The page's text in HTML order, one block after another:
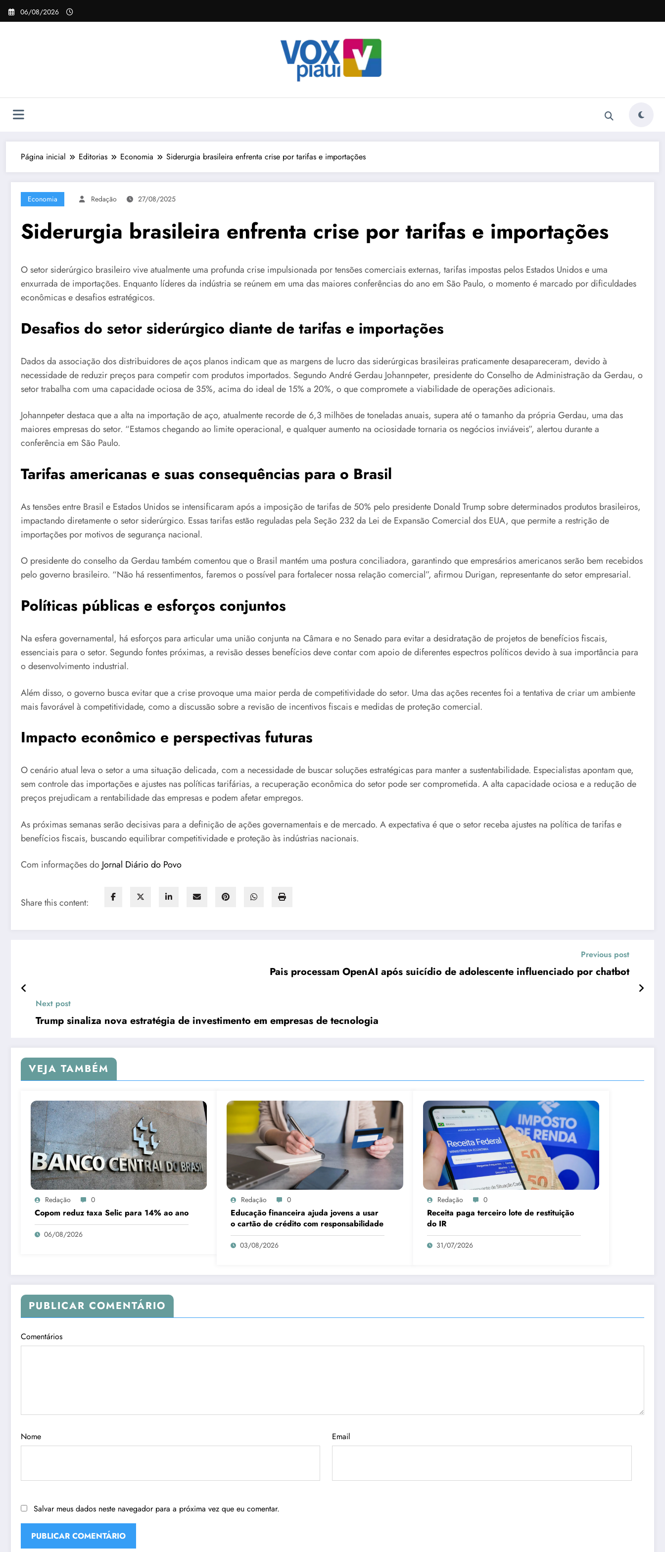
Pular
para
06/08/2026
Página inicial Editorias Economia Siderurgia brasileira enfrenta crise por tarifas e importações
Economia Redação 27/08/2025
Siderurgia brasileira enfrenta crise por tarifas e importações
O setor siderúrgico brasileiro vive atualmente uma profunda crise impulsionada por tensões comerciais externas, tarifas impostas pelos Estados Unidos e uma
enxurrada de importações. Enquanto líderes da indústria se reúnem em uma das maiores conferências do ano em São Paulo, o momento é marcado por dificuldades
econômicas e desafios estratégicos.
Desafios do setor siderúrgico diante de tarifas e importações
Dados da associação dos distribuidores de aços planos indicam que as margens de lucro das siderúrgicas brasileiras praticamente desapareceram, devido à
necessidade de reduzir preços para competir com produtos importados. Segundo André Gerdau Johannpeter, presidente do Conselho de Administração da Gerdau, o
setor trabalha com uma capacidade ociosa de 35%, acima do ideal de 15% a 20%, o que compromete a viabilidade de operações adicionais.
Johannpeter destaca que a alta na importação de aço, atualmente recorde de 6,3 milhões de toneladas anuais, supera até o tamanho da própria Gerdau, uma das
maiores empresas do setor. “Estamos chegando ao limite operacional, e qualquer aumento na ociosidade tornaria os negócios inviáveis”, alertou durante a
conferência em São Paulo.
Tarifas americanas e suas consequências para o Brasil
As tensões entre Brasil e Estados Unidos se intensificaram após a imposição de tarifas de 50% pelo presidente Donald Trump sobre determinados produtos brasileiros,
impactando diretamente o setor siderúrgico. Essas tarifas estão reguladas pela Seção 232 da Lei de Expansão Comercial dos EUA, que permite a restrição de
importações por motivos de segurança nacional.
O presidente do conselho da Gerdau também comentou que o Brasil mantém uma postura conciliadora, garantindo que empresários americanos serão bem recebidos
pelo governo brasileiro. “Não há ressentimentos, faremos o possível para fortalecer nossa relação comercial”, afirmou Durigan, representante do setor empresarial.
Políticas públicas e esforços conjuntos
Na esfera governamental, há esforços para articular uma união conjunta na Câmara e no Senado para evitar a desidratação de projetos de benefícios fiscais,
essenciais para o setor. Segundo fontes próximas, a revisão desses benefícios deve contar com apoio de diferentes espectros políticos devido à sua importância para
o desenvolvimento industrial.
Além disso, o governo busca evitar que a crise provoque uma maior perda de competitividade do setor. Uma das ações recentes foi a tentativa de criar um ambiente
mais favorável à competitividade, como a discussão sobre a revisão de incentivos fiscais e medidas de proteção comercial.
Impacto econômico e perspectivas futuras
O cenário atual leva o setor a uma situação delicada, com a necessidade de buscar soluções estratégicas para manter a sustentabilidade. Especialistas apontam que,
sem controle das importações e ajustes nas políticas tarifárias, a recuperação econômica do setor pode ser comprometida. A alta capacidade ociosa e a redução de
preços prejudicam a rentabilidade das empresas e podem afetar empregos.
As próximas semanas serão decisivas para a definição de ações governamentais e de mercado. A expectativa é que o setor receba ajustes na política de tarifas e
benefícios fiscais, buscando equilibrar competitividade e proteção às indústrias nacionais.
Com informações do Jornal Diário do Povo
Share this content:
Previous post
Pais processam OpenAI após suicídio de adolescente influenciado por chatbot
Next post
Trump sinaliza nova estratégia de investimento em empresas de tecnologia
VEJA TAMBÉM
Redação 0
Copom reduz taxa Selic para 14% ao ano
06/08/2026
Redação 0
Educação financeira ajuda jovens a usar
o cartão de crédito com responsabilidade
03/08/2026
Redação 0
Receita paga terceiro lote de restituição
do IR
31/07/2026
PUBLICAR COMENTÁRIO
Comentários
Nome Email
Salvar meus dados neste navegador para a próxima vez que eu comentar.